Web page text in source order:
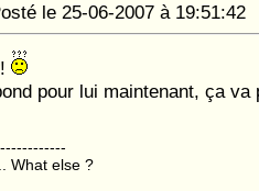
le 25-06-2007 à
pour lui maintenant, ça
What else ?